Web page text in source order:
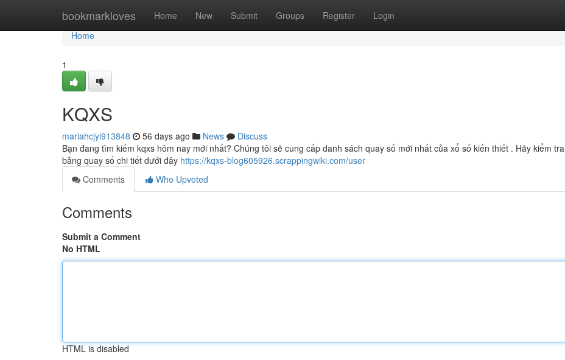
bookmarkloves Home New Submit Groups Register Login
Home
Home
1
KQXS
mariahcjyi913848 56 days ago News
Discuss
Bạn đang tìm kiếm kqxs hôm nay mới nhất? Chúng tôi sẽ cung cấp danh sách quay số mới nhất của xổ số kiến thiết . Hãy kiểm tra
bảng quay số chi tiết dưới đây https://kqxs-blog605926.scrappingwiki.com/user
Comments
Who Upvoted
Comments
Submit a Comment
No HTML
HTML is disabled